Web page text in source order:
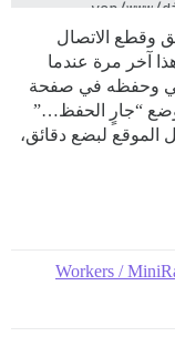
وقطع الاتصال
آخر مرة عندما
بي وحفظه في صفحة
“جارٍ الحفظ…”
الموقع لبضع دقائق،
Workers /